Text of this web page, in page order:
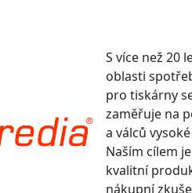
S více než 20
oblasti
pro tiskárny
zaměřuje na
a válců
Naším cílem
kvalitní
nákupní